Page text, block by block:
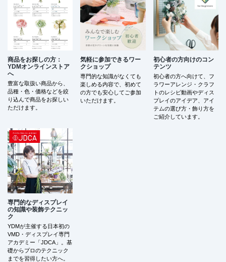
商品をお探しの方：
YDMオンラインストア
へ
豊富な取扱い商品から、
品種・色・価格などを絞
り込んで商品をお探しい
ただけます。
気軽に参加できるワー
クショップ
専門的な知識がなくても
楽しめる内容で、初めて
の方でも安心してご参加
いただけます。
初心者の方向けのコン
テンツ
初心者の方へ向けて、フ
ラワーアレンジ・クラフ
トのレシピ動画やディス
プレイのアイデア、アイ
テムの選び方・飾り方を
ご紹介しています。
専門的なディスプレイ
の知識や装飾テクニッ
ク
YDMが主催する日本初の
VMD・ディスプレイ専門
アカデミー「JDCA」。基
礎からプロのテクニック
までを習得したい方へ。